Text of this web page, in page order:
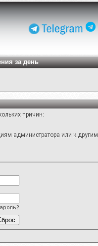
за день
причин:
администратора или к другим